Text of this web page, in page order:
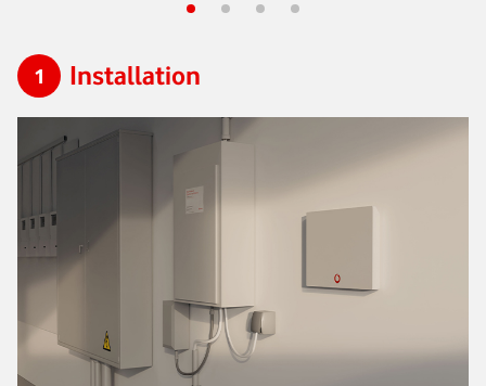
Installation
Sensoren und Endgeräte
Datenübermittlung an IW-Cloud
Weiterleitung der Daten
1 Installation